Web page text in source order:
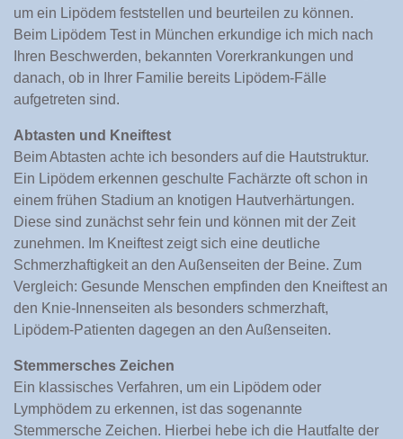
um ein Lipödem feststellen und beurteilen zu können.
Beim Lipödem Test in München erkundige ich mich nach
Ihren Beschwerden, bekannten Vorerkrankungen und
danach, ob in Ihrer Familie bereits Lipödem-Fälle
aufgetreten sind.
Abtasten und Kneiftest
Beim Abtasten achte ich besonders auf die Hautstruktur.
Ein Lipödem erkennen geschulte Fachärzte oft schon in
einem frühen Stadium an knotigen Hautverhärtungen.
Diese sind zunächst sehr fein und können mit der Zeit
zunehmen. Im Kneiftest zeigt sich eine deutliche
Schmerzhaftigkeit an den Außenseiten der Beine. Zum
Vergleich: Gesunde Menschen empfinden den Kneiftest an
den Knie-Innenseiten als besonders schmerzhaft,
Lipödem-Patienten dagegen an den Außenseiten.
Stemmersches Zeichen
Ein klassisches Verfahren, um ein Lipödem oder
Lymphödem zu erkennen, ist das sogenannte
Stemmersche Zeichen. Hierbei hebe ich die Hautfalte der